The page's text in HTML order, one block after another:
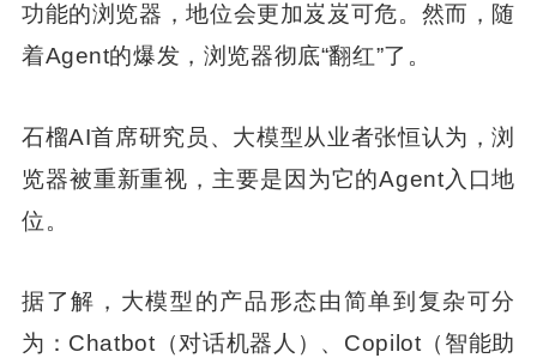
功能的浏览器，地位会更加岌岌可危。然而，随
着Agent的爆发，浏览器彻底“翻红”了。
石榴AI首席研究员、大模型从业者张恒认为，浏
览器被重新重视，主要是因为它的Agent入口地
位。
据了解，大模型的产品形态由简单到复杂可分
为：Chatbot（对话机器人）、Copilot（智能助